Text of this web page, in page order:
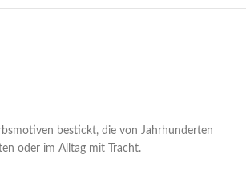
bestickt, die von Jahrhunderten
oder im Alltag mit Tracht.